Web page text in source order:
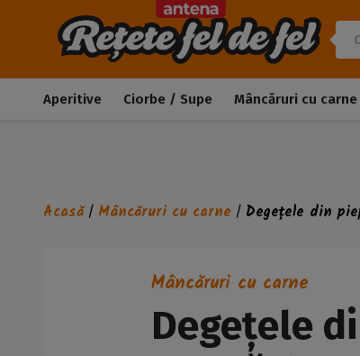
Aperitive Ciorbe / Supe Mâncăruri cu carne
Acasă/ Mâncăruri cu carne / Degețele din
Mâncăruri cu carne
Degețele